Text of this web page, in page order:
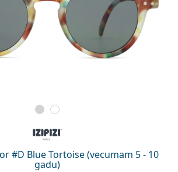
#D Blue Tortoise (vecumam 5 - 10
gadu)